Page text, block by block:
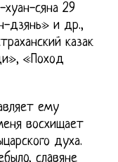
хуан-сяна 29
дзянь» и др.,
казак
«Поход
ему
восхищает
духа.
слaвяне